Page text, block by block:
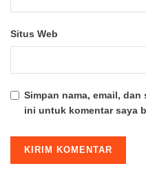
Situs Web
Simpan nama, email,
ini untuk komentar saya